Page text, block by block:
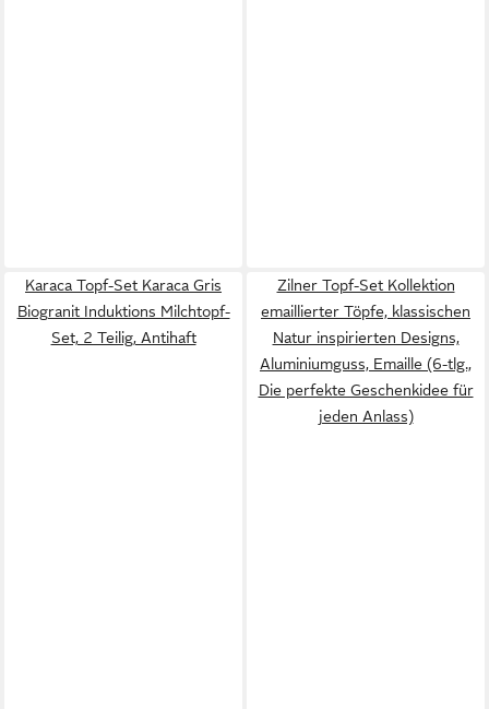
Karaca Topf-Set Karaca Gris
Biogranit Induktions Milchtopf-
Set, 2 Teilig, Antihaft
Zilner Topf-Set Kollektion
emaillierter Töpfe, klassischen
Natur inspirierten Designs,
Aluminiumguss, Emaille (6-tlg.,
Die perfekte Geschenkidee für
jeden Anlass)